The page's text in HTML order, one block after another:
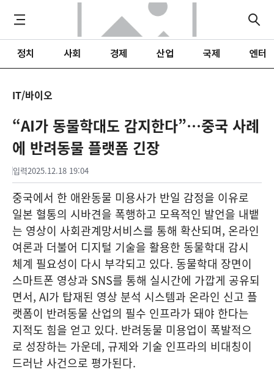
정치 사회 경제 산업 국제 엔터
IT/바이오
“AI가 동물학대도 감지한다”…중국 사례
에 반려동물 플랫폼 긴장
입력2025.12.18 19:04
중국에서 한 애완동물 미용사가 반일 감정을 이유로
일본 혈통의 시바견을 폭행하고 모욕적인 발언을 내뱉
는 영상이 사회관계망서비스를 통해 확산되며, 온라인
여론과 더불어 디지털 기술을 활용한 동물학대 감시
체계 필요성이 다시 부각되고 있다. 동물학대 장면이
스마트폰 영상과 SNS를 통해 실시간에 가깝게 공유되
면서, AI가 탑재된 영상 분석 시스템과 온라인 신고 플
랫폼이 반려동물 산업의 필수 인프라가 돼야 한다는
지적도 힘을 얻고 있다. 반려동물 미용업이 폭발적으
로 성장하는 가운데, 규제와 기술 인프라의 비대칭이
드러난 사건으로 평가된다.